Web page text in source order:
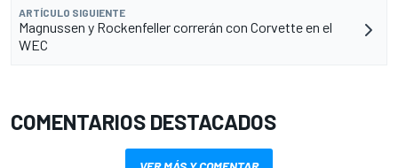
ARTÍCULO SIGUIENTE
Magnussen y Rockenfeller correrán con Corvette en el
WEC
COMENTARIOS DESTACADOS